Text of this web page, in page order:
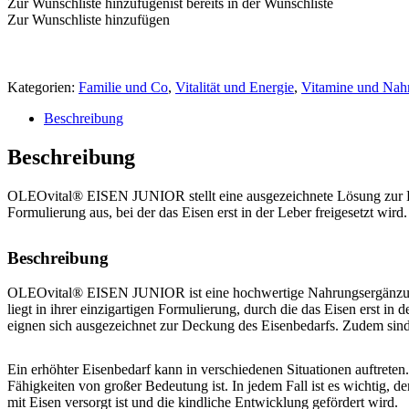
Zur Wunschliste hinzufügen
Kategorien: Familie und Co, Vitalität und Energie, Vitamine und
Beschreibung
Beschreibung
OLEOvital® EISEN JUNIOR stellt eine ausgezeichnete Lösung zur
Formulierung aus, bei der das Eisen erst in der Leber freigesetzt
Beschreibung
OLEOvital® EISEN JUNIOR ist eine hochwertige
liegt in ihrer einzigartigen Formulierung, durch die das Eisen erst in
eignen sich ausgezeichnet zur Deckung des Eisenbedarfs. Zudem
Ein erhöhter Eisenbedarf kann in verschiedenen Situationen
Fähigkeiten von großer Bedeutung ist. In jedem Fall ist es wichtig,
mit Eisen versorgt ist und die kindliche Entwicklung gefördert wird.